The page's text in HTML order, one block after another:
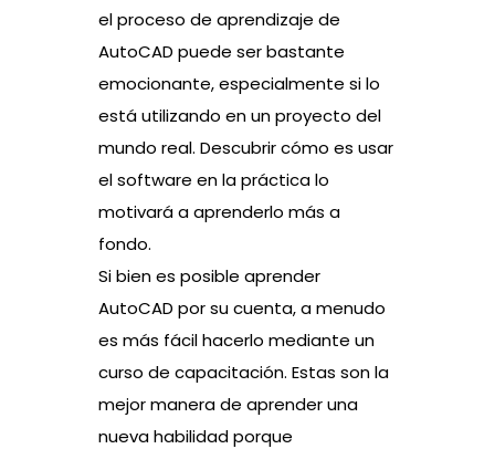
el proceso de aprendizaje de
AutoCAD puede ser bastante
emocionante, especialmente si lo
está utilizando en un proyecto del
mundo real. Descubrir cómo es usar
el software en la práctica lo
motivará a aprenderlo más a
fondo.
Si bien es posible aprender
AutoCAD por su cuenta, a menudo
es más fácil hacerlo mediante un
curso de capacitación. Estas son la
mejor manera de aprender una
nueva habilidad porque